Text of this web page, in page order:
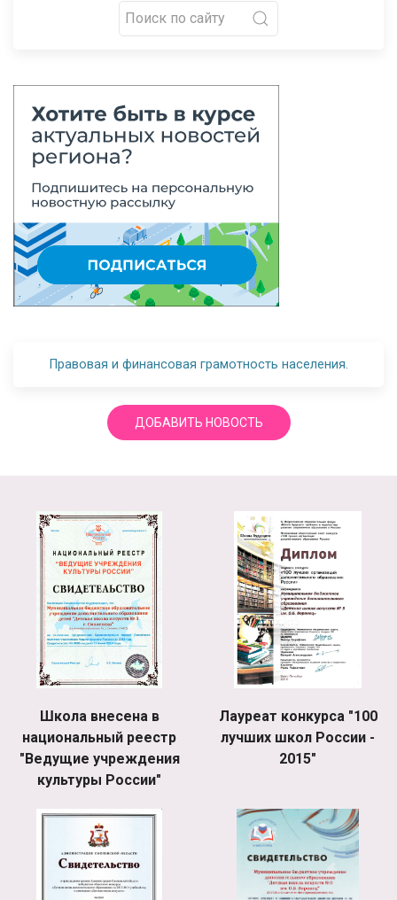
Правовая и финансовая грамотность населения.
ДОБАВИТЬ НОВОСТЬ
Школа внесена в
национальный реестр
"Ведущие учреждения
культуры России"
Лауреат конкурса "100
лучших школ России -
2015"